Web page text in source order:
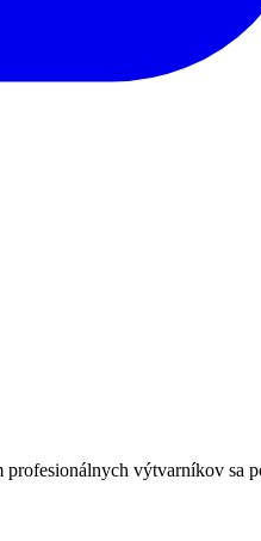
výtvarníkov sa